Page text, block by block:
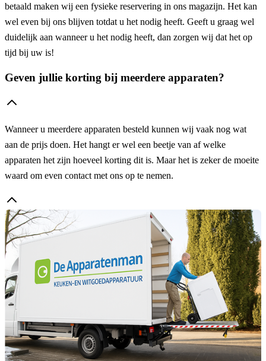
betaald maken wij een fysieke reservering in ons magazijn. Het kan
wel even bij ons blijven totdat u het nodig heeft. Geeft u graag wel
duidelijk aan wanneer u het nodig heeft, dan zorgen wij dat het op
tijd bij uw is!
Geven jullie korting bij meerdere apparaten?
Wanneer u meerdere apparaten besteld kunnen wij vaak nog wat
aan de prijs doen. Het hangt er wel een beetje van af welke
apparaten het zijn hoeveel korting dit is. Maar het is zeker de moeite
waard om even contact met ons op te nemen.